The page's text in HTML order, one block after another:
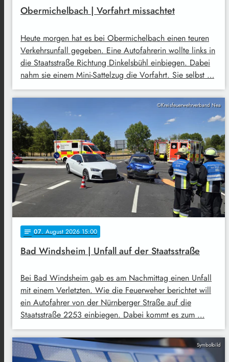
Obermichelbach | Vorfahrt missachtet
Heute morgen hat es bei Obermichelbach einen teuren
Verkehrsunfall gegeben. Eine Autofahrerin wollte links in
die Staatsstraße Richtung Dinkelsbühl einbiegen. Dabei
nahm sie einem Mini-Sattelzug die Vorfahrt. Sie selbst …
©Kreisfeuerwehrverband Nea
notes 07. August 2026 15:00
Bad Windsheim | Unfall auf der Staatsstraße
Bei Bad Windsheim gab es am Nachmittag einen Unfall
mit einem Verletzten. Wie die Feuerweher berichtet will
ein Autofahrer von der Nürnberger Straße auf die
Staatsstraße 2253 einbiegen. Dabei kommt es zum …
Symbolbild